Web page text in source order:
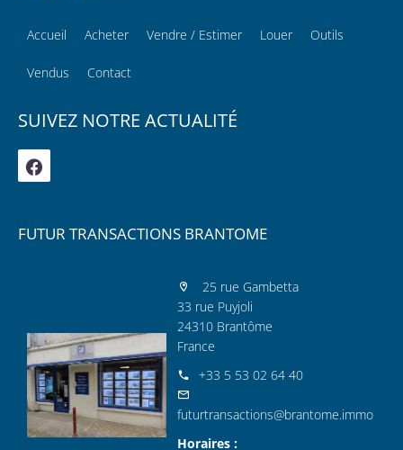
Accueil Acheter Vendre / Estimer Louer Outils
Vendus Contact
SUIVEZ NOTRE ACTUALITÉ
FUTUR TRANSACTIONS BRANTOME
25 rue Gambetta
33 rue Puyjoli
24310 Brantôme
France
+33 5 53 02 64 40
futurtransactions@brantome.immo
Horaires :